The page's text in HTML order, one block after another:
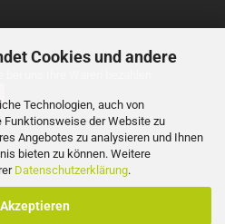
Cookies und andere
Technologien, auch von
Funktionsweise der Website zu
Angebotes zu analysieren und Ihnen
bieten zu können. Weitere
Datenschutzerklärung.
uns Ihre Waren bezahlen